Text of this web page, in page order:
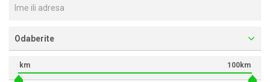
Odaberite
km 100km